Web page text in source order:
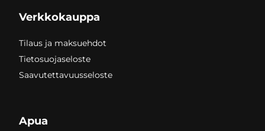
Verkkokauppa
Tilaus ja maksuehdot
Tietosuojaseloste
Saavutettavuusseloste
Apua